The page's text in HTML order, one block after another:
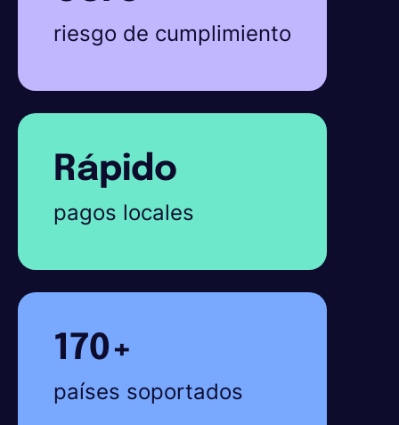
riesgo de cumplimiento
Rápido
pagos locales
170+
países soportados